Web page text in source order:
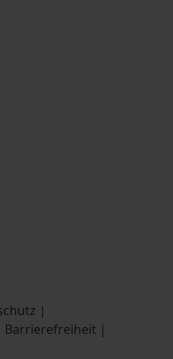
|
Barrierefreiheit |